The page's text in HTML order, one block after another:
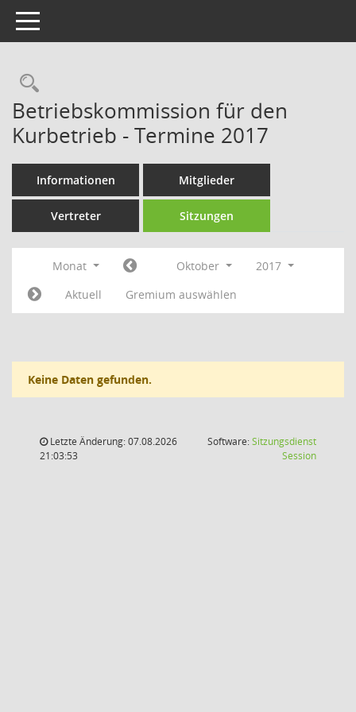
Toggle navigation
Rechercheauswahl
Betriebskommission für den
Kurbetrieb - Termine 2017
Informationen Mitglieder
Vertreter Sitzungen
Monat Oktober
2017
Aktuell
Gremium auswählen
Keine Daten gefunden.
Letzte Änderung: 07.08.2026
21:03:53
Software:Sitzungsdienst
Session(Wird in